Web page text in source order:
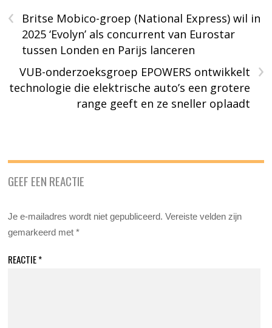
‹
Britse Mobico-groep (National Express) wil in
2025 ‘Evolyn’ als concurrent van Eurostar
tussen Londen en Parijs lanceren
›
VUB-onderzoeksgroep EPOWERS ontwikkelt
technologie die elektrische auto’s een grotere
range geeft en ze sneller oplaadt
GEEF EEN REACTIE
Je e-mailadres wordt niet gepubliceerd. Vereiste velden zijn
gemarkeerd met*
REACTIE*